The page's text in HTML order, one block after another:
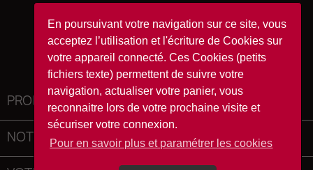
En poursuivant votre navigation sur ce site, vous
acceptez l’utilisation et l'écriture de Cookies sur
votre appareil connecté. Ces Cookies (petits
fichiers texte) permettent de suivre votre
navigation, actualiser votre panier, vous
reconnaitre lors de votre prochaine visite et
sécuriser votre connexion.
Pour en savoir plus et paramétrer les cookies
FacebookYouTubeInstagram
TikTok
PRODUITS
NOTRE SOCIÉTÉ